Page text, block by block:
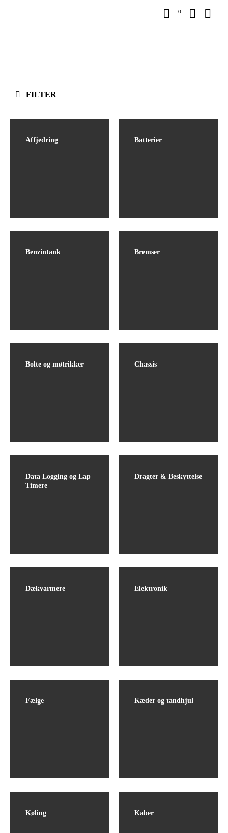
0
FILTER
Affjedring Batterier
Benzintank Bremser
Bolte og møtrikker Chassis
Data Logging og Lap
Timere
Dragter & Beskyttelse
Dækvarmere Elektronik
Fælge Kæder og tandhjul
Køling Kåber